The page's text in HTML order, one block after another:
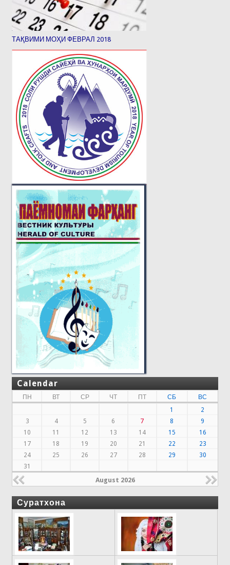
ТАҚВИМИ МОҲИ ФЕВРАЛ 2018
Calendar
ПН ВТ СР ЧТ ПТ СБ
ВС
1
2
3
4 5 6 7 8
9
10
11 12 13 14 15
16
17
18 19 20 21 22
23
24
25 26 27 28 29
30
31
August 2026
Суратхона